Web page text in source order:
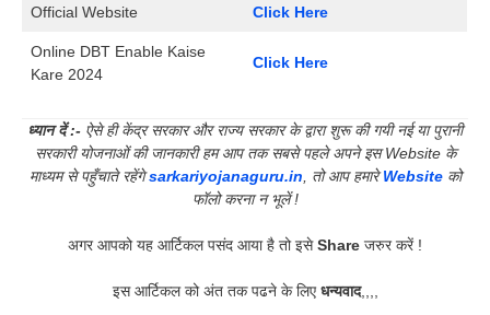
Official Website Click Here
Online DBT Enable Kaise
Kare 2024
Click Here
ध्यान दें :- ऐसे ही केंद्र सरकार और राज्य सरकार के द्वारा शुरू की गयी नई या पुरानी
सरकारी योजनाओं की जानकारी हम आप तक सबसे पहले अपने इस Website के
माध्यम से पहुँचाते रहेंगेsarkariyojanaguru.in, तो आप हमारेWebsiteको
फॉलो करना न भूलें !
अगर आपको यह आर्टिकल पसंद आया है तो इसेShare जरुर करें !
इस आर्टिकल को अंत तक पढने के लिएधन्यवाद,,,,